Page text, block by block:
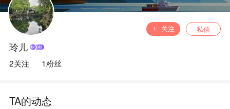
关注 私信
玲儿
2关注 1粉丝
TA的动态
完结 书屋